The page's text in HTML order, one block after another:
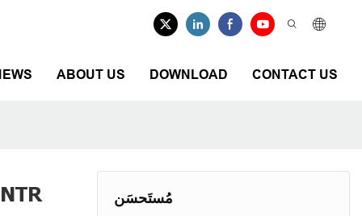
ABOUT US DOWNLOAD CONTACT US
مُستَحسَن